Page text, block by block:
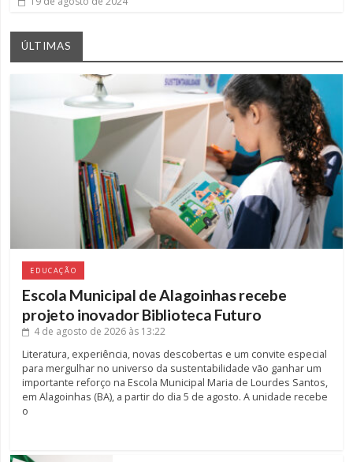
ÚLTIMAS
EDUCAÇÃO
Escola Municipal de Alagoinhas recebe
projeto inovador Biblioteca Futuro
4 de agosto de 2026 às 13:22
Literatura, experiência, novas descobertas e um convite especial
para mergulhar no universo da sustentabilidade vão ganhar um
importante reforço na Escola Municipal Maria de Lourdes Santos,
em Alagoinhas (BA), a partir do dia 5 de agosto. A unidade recebe
o